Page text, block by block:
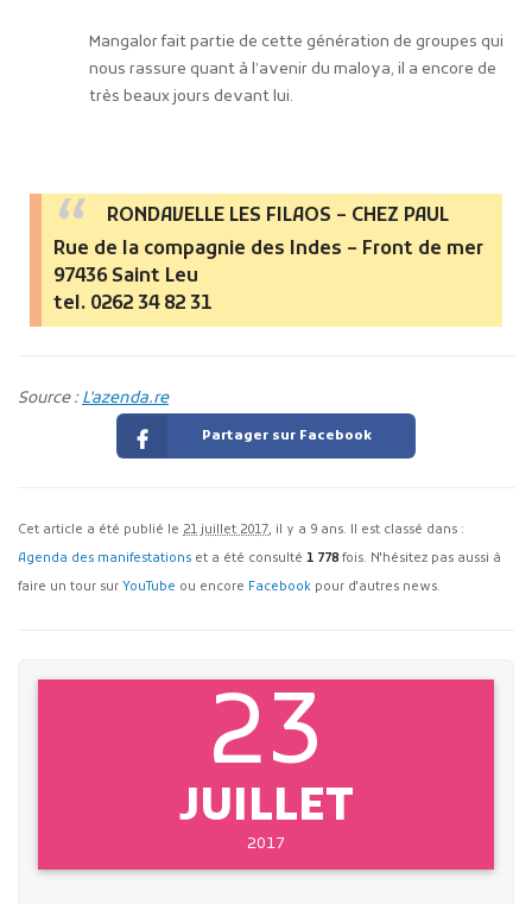
Mangalor fait partie de cette génération de groupes qui
nous rassure quant à l’avenir du maloya, il a encore de
très beaux jours devant lui.
RONDAVELLE LES FILAOS – CHEZ PAUL
Rue de la compagnie des Indes – Front de mer
97436 Saint Leu
tel. 0262 34 82 31
Source :L'azenda.re
Partager sur Facebook
Cet article a été publié le 21 juillet 2017, il y a 9 ans. Il est classé dans :
Agenda des manifestations et a été consulté 1 778 fois. N'hésitez pas aussi à
faire un tour sur YouTube ou encore Facebook pour d'autres news.
23
JUILLET
2017